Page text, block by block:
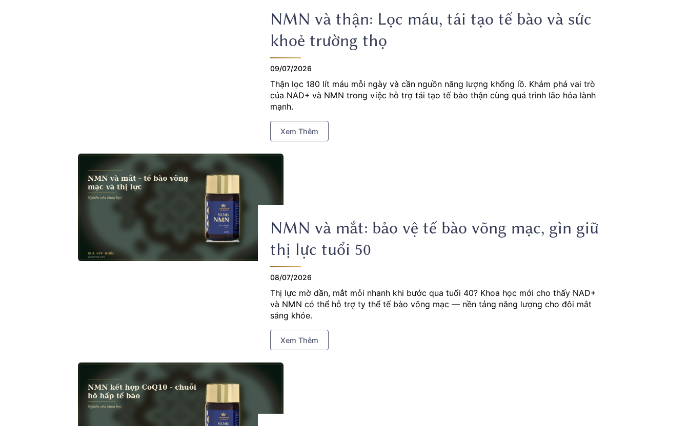
NMN và thận: Lọc máu, tái tạo tế bào và sức
khoẻ trường thọ
09/07/2026
Thận lọc 180 lít máu mỗi ngày và cần nguồn năng lượng khổng lồ. Khám phá vai trò
của NAD+ và NMN trong việc hỗ trợ tái tạo tế bào thận cùng quá trình lão hóa lành
mạnh.
Xem Thêm
NMN và mắt: bảo vệ tế bào võng mạc, gìn giữ
thị lực tuổi 50
08/07/2026
Thị lực mờ dần, mắt mỏi nhanh khi bước qua tuổi 40? Khoa học mới cho thấy NAD+
và NMN có thể hỗ trợ ty thể tế bào võng mạc — nền tảng năng lượng cho đôi mắt
sáng khỏe.
Xem Thêm